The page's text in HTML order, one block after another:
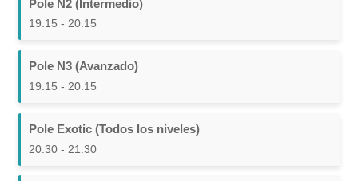
Pole N2 (Intermedio)
19:15 - 20:15
Pole N3 (Avanzado)
19:15 - 20:15
Pole Exotic (Todos los niveles)
20:30 - 21:30